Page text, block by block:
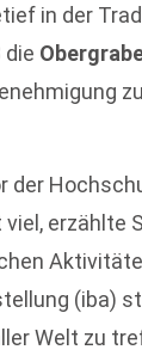
in der
die
der
erzählte
(iba)
Welt zu